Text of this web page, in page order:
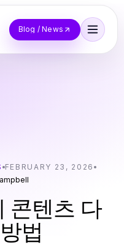
Blog / News
FEBRUARY 23, 2026
콘텐츠 다
법